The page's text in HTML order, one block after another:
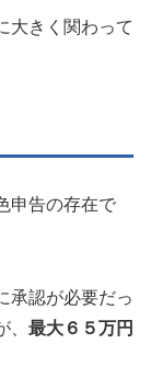
大きく関わって
申告の存在で
承認が必要だっ
最大６５万円